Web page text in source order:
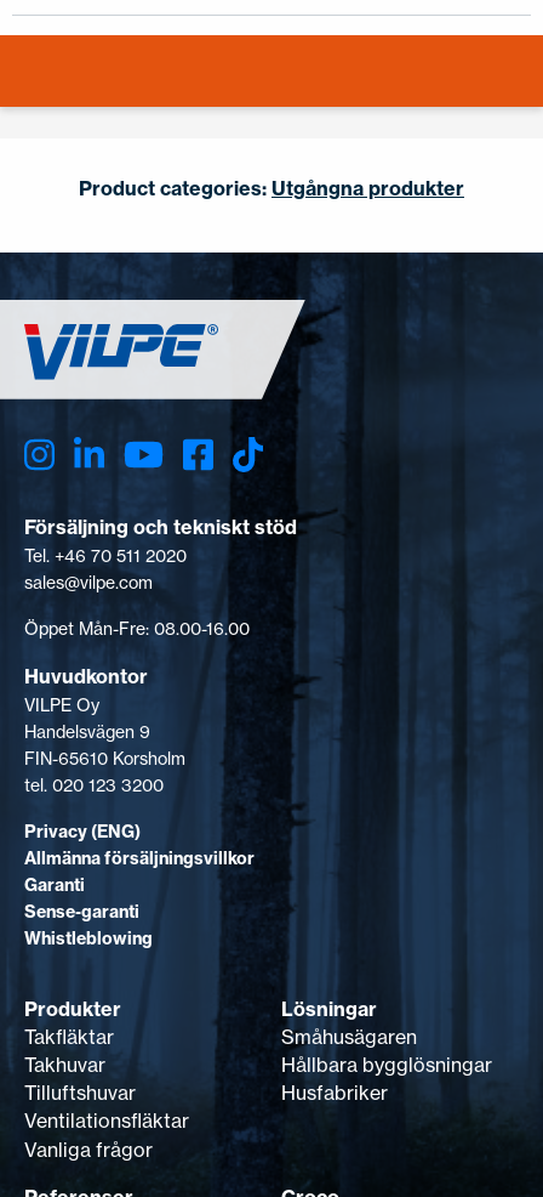
Product categories: Utgångna produkter
Försäljning och tekniskt stöd
Tel. +46 70 511 2020
sales@vilpe.com
Öppet Mån-Fre: 08.00-16.00
Huvudkontor
VILPE Oy
Handelsvägen 9
FIN-65610 Korsholm
tel. 020 123 3200
Privacy (ENG)
Allmänna försäljningsvillkor
Garanti
Sense-garanti
Whistleblowing
Produkter
Takfläktar
Takhuvar
Tilluftshuvar
Ventilationsfläktar
Vanliga frågor
Lösningar
Småhusägaren
Hållbara bygglösningar
Husfabriker